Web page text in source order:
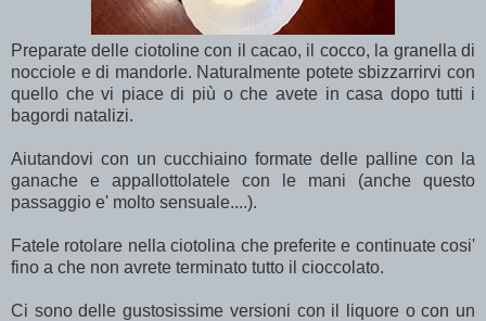
Preparate delle ciotoline con il cacao, il cocco, la granella di
nocciole e di mandorle. Naturalmente potete sbizzarrirvi con
quello che vi piace di più o che avete in casa dopo tutti i
bagordi natalizi.
Aiutandovi con un cucchiaino formate delle palline con la
ganache e appallottolatele con le mani (anche questo
passaggio e' molto sensuale....).
Fatele rotolare nella ciotolina che preferite e continuate cosi'
fino a che non avrete terminato tutto il cioccolato.
Ci sono delle gustosissime versioni con il liquore o con un